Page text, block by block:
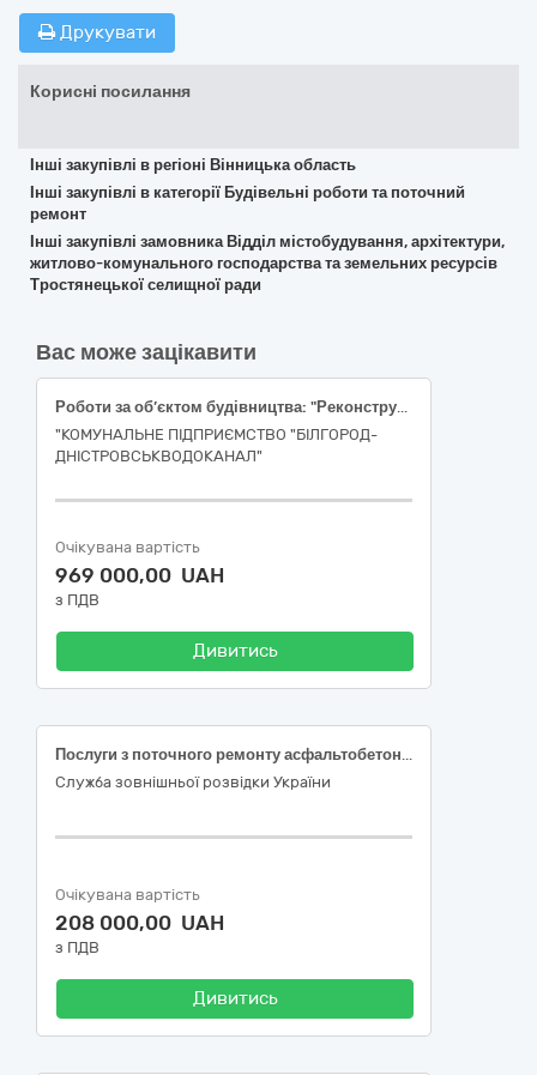
Друкувати
Корисні посилання
Інші закупівлі в регіоні Вінницька область
Інші закупівлі в категорії Будівельні роботи та поточний
ремонт
Інші закупівлі замовника Відділ містобудування, архітектури,
житлово-комунального господарства та земельних ресурсів
Тростянецької селищної ради
Вас може зацікавити
Роботи за об’єктом будівництва: "Реконструкція каналізаційних мереж по вул. Одеській шлях до пров. Безіменний через вулицю Ізмаїльська на вул. Лесі Українки"
"КОМУНАЛЬНЕ ПІДПРИЄМСТВО "БІЛГОРОД-
ДНІСТРОВСЬКВОДОКАНАЛ"
Очікувана вартість
969 000,00 UAH
з ПДВ
Дивитись
Послуги з поточного ремонту асфальтобетонного покриття території на об’єкті у м. Києві
Служба зовнішньої розвідки України
Очікувана вартість
208 000,00 UAH
з ПДВ
Дивитись